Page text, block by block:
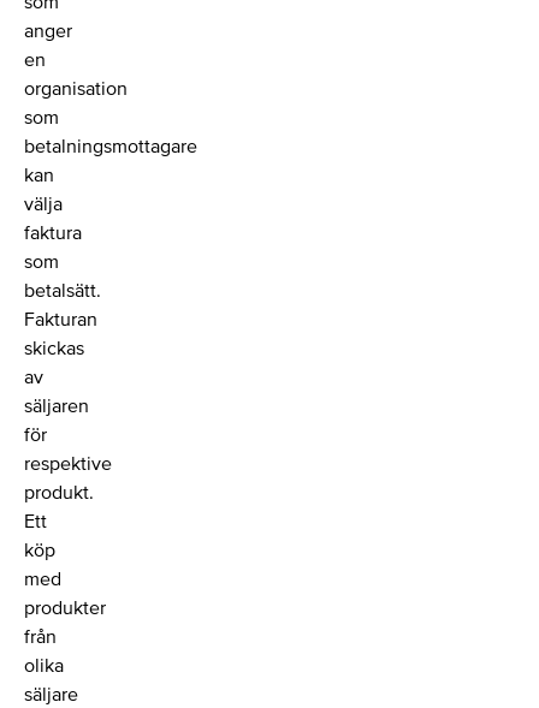
anger
en
organisation
som
betalningsmottagare
kan
välja
faktura
som
betalsätt.
Fakturan
skickas
av
säljaren
för
respektive
produkt.
Ett
köp
med
produkter
från
olika
säljare